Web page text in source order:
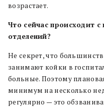
возрастает.
Что сейчас происходит с
отделений?
Не секрет, что
занимают койки в
больные. Поэтому
минимум на несколько
регулярно — это